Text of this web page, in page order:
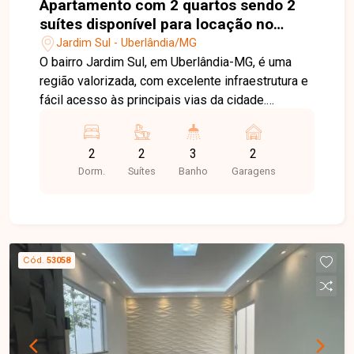
Apartamento com 2 quartos sendo 2
suítes disponível para locação no
bairro Jardim Sul em Uberlândia-MG
Jardim Sul - Uberlândia/MG
O bairro Jardim Sul, em Uberlândia-MG, é uma
região valorizada, com excelente infraestrutura e
fácil acesso às principais vias da cidade.
farmácias e diversos serviços, oferece
praticidade, conforto e qualidade de vida.
Apartamento disponível para locação com
lavabo, cozinha completa com armários e
cooktop, lavanderia independente com armários,
ampla varanda com bancada e pia, além de 02
vagas de garagem térreas para veículos de
grande porte. O condomínio oferece
infraestrutura completa de lazer e conveniência,
2
Dorm.
2
Suítes
3
Banho
2
Garagens
Cód. 53058